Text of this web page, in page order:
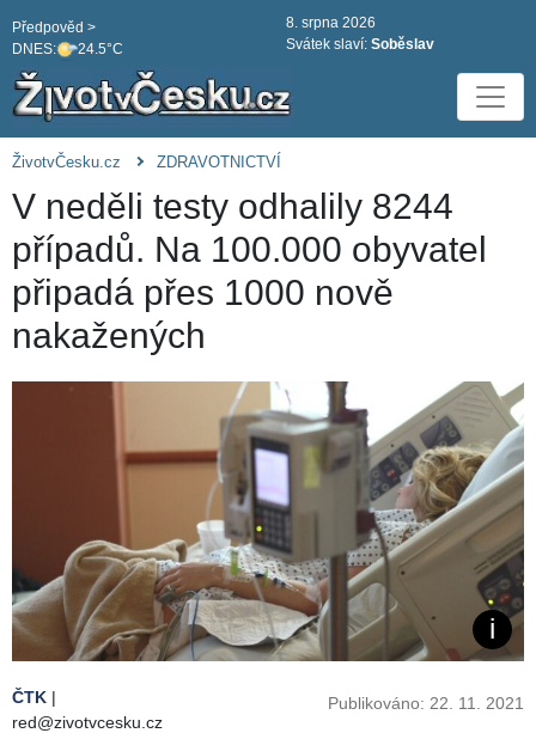
DNES: 24.5°C
Předpověd >
8. srpna 2026
Svátek slaví: Soběslav
ŽivotvČesku.cz ZDRAVOTNICTVÍ
V neděli testy odhalily 8244
případů. Na 100.000 obyvatel
připadá přes 1000 nově
nakažených
ČTK |
red@zivotvcesku.cz
Publikováno: 22. 11. 2021